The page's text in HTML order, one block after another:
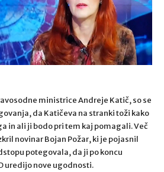
ministrice Andreje Katič, so se
da Katičeva na stranki toži kako
in ali ji bodo pri tem kaj pomagali. Več
novinar Bojan Požar, ki je pojasnil
potegovala, da ji po koncu
uredijo nove ugodnosti.